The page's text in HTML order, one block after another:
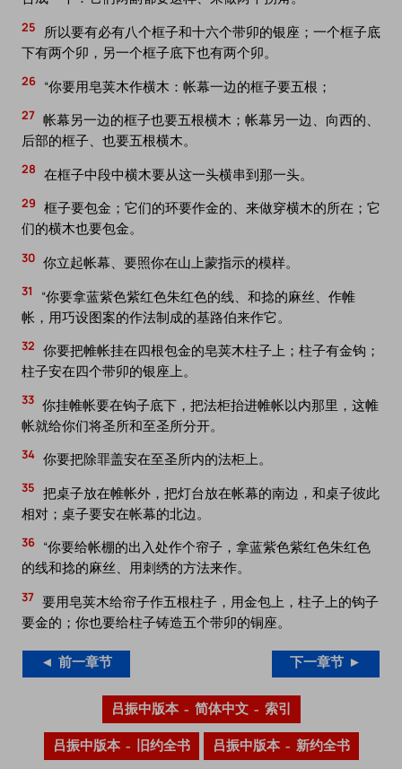
25
所以要有必有八个框子和十六个带卯的银座；一个框子底
下有两个卯，另一个框子底下也有两个卯。
26 “你要用皂荚木作横木：帐幕一边的框子要五根；
27 帐幕另一边的框子也要五根横木；帐幕另一边、向西的、
后部的框子、也要五根横木。
28 在框子中段中横木要从这一头横串到那一头。
29 框子要包金；它们的环要作金的、来做穿横木的所在；它
们的横木也要包金。
30 你立起帐幕、要照你在山上蒙指示的模样。
31
“你要拿蓝紫色紫红色朱红色的线、和捻的麻丝、作帷
帐，用巧设图案的作法制成的基路伯来作它。
32 你要把帷帐挂在四根包金的皂荚木柱子上；柱子有金钩；
柱子安在四个带卯的银座上。
33 你挂帷帐要在钩子底下，把法柜抬进帷帐以内那里，这帷
帐就给你们将圣所和至圣所分开。
34 你要把除罪盖安在至圣所内的法柜上。
35 把桌子放在帷帐外，把灯台放在帐幕的南边，和桌子彼此
相对；桌子要安在帐幕的北边。
36 “你要给帐棚的出入处作个帘子，拿蓝紫色紫红色朱红色
的线和捻的麻丝、用刺绣的方法来作。
37 要用皂荚木给帘子作五根柱子，用金包上，柱子上的钩子
要金的；你也要给柱子铸造五个带卯的铜座。
◄ 前一章节 下一章节 ►
吕振中版本 – 简体中文 – 索引
吕振中版本 – 旧约全书 吕振中版本 – 新约全书